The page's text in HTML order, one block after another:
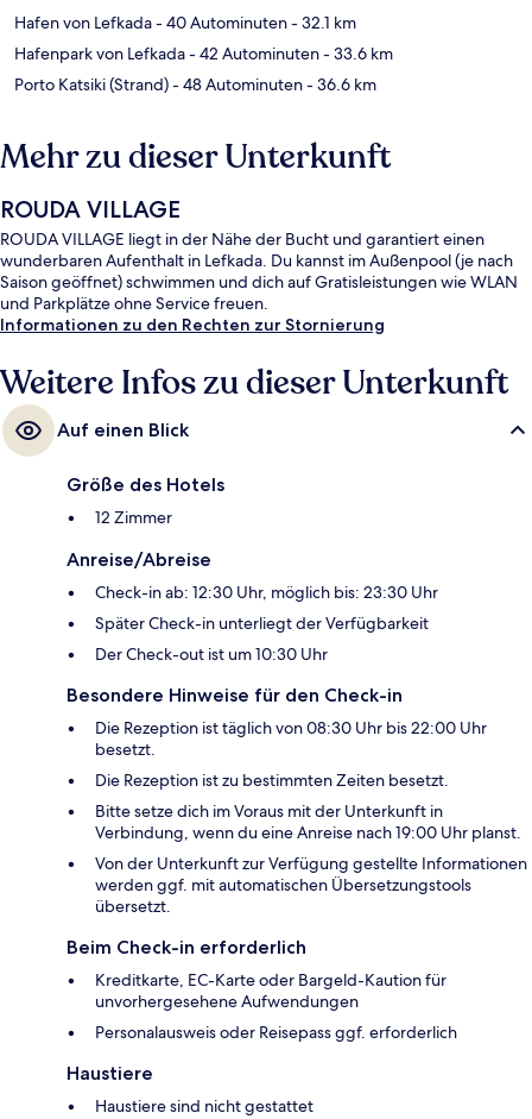
Hafen von Lefkada- 40 Autominuten- 32.1 km
Hafenpark von Lefkada- 42 Autominuten- 33.6 km
Porto Katsiki (Strand)- 48 Autominuten- 36.6 km
Mehr zu dieser Unterkunft
ROUDA VILLAGE
ROUDA VILLAGE liegt in der Nähe der Bucht und garantiert einen
wunderbaren Aufenthalt in Lefkada. Du kannst im Außenpool (je nach
Saison geöffnet) schwimmen und dich auf Gratisleistungen wie WLAN
und Parkplätze ohne Service freuen.
Informationen zu den Rechten zur Stornierung
Weitere Infos zu dieser Unterkunft
Auf einen Blick
Größe des Hotels
12 Zimmer
Anreise/Abreise
Check-in ab: 12:30 Uhr, möglich bis: 23:30 Uhr
Später Check-in unterliegt der Verfügbarkeit
Der Check-out ist um 10:30 Uhr
Besondere Hinweise für den Check-in
Die Rezeption ist täglich von 08:30 Uhr bis 22:00 Uhr
besetzt.
Die Rezeption ist zu bestimmten Zeiten besetzt.
Bitte setze dich im Voraus mit der Unterkunft in
Verbindung, wenn du eine Anreise nach 19:00 Uhr planst.
Von der Unterkunft zur Verfügung gestellte Informationen
werden ggf. mit automatischen Übersetzungstools
übersetzt.
Beim Check-in erforderlich
Kreditkarte, EC-Karte oder Bargeld-Kaution für
unvorhergesehene Aufwendungen
Personalausweis oder Reisepass ggf. erforderlich
Haustiere
Haustiere sind nicht gestattet